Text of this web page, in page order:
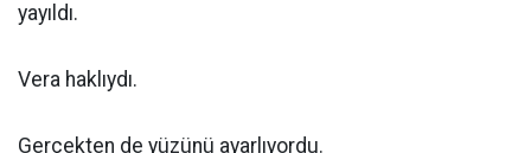
yayıldı.
Vera haklıydı.
Gerçekten de yüzünü ayarlıyordu.